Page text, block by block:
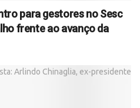
para gestores no Sesc
frente ao avanço da